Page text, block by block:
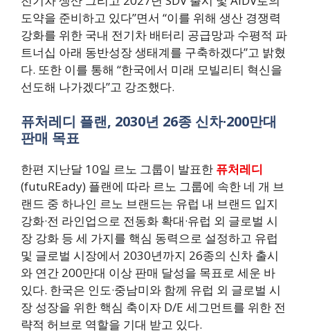
도약을 준비하고 있다”면서 “이를 위해 생산 경쟁력
강화를 위한 국내 전기차 배터리 공급망과 수평적 파
트너십 아래 동반성장 생태계를 구축하겠다”고 밝혔
다. 또한 이를 통해 “한국에서 미래 모빌리티 혁신을
선도해 나가겠다”고 강조했다.
퓨처레디 플랜, 2030년 26종 신차·200만대
판매 목표
한편 지난달 10일 르노 그룹이 발표한 퓨처레디
(futuREady) 플랜에 따라 르노 그룹에 속한 네 개 브
랜드 중 하나인 르노 브랜드는 유럽 내 브랜드 입지
강화·전 라인업으로 전동화 확대·유럽 외 글로벌 시
장 강화 등 세 가지를 핵심 동력으로 설정하고 유럽
및 글로벌 시장에서 2030년까지 26종의 신차 출시
와 연간 200만대 이상 판매 달성을 목표로 세운 바
있다. 한국은 인도·중남미와 함께 유럽 외 글로벌 시
장 성장을 위한 핵심 축이자 D/E 세그먼트를 위한 전
략적 허브로 역할을 기대 받고 있다.